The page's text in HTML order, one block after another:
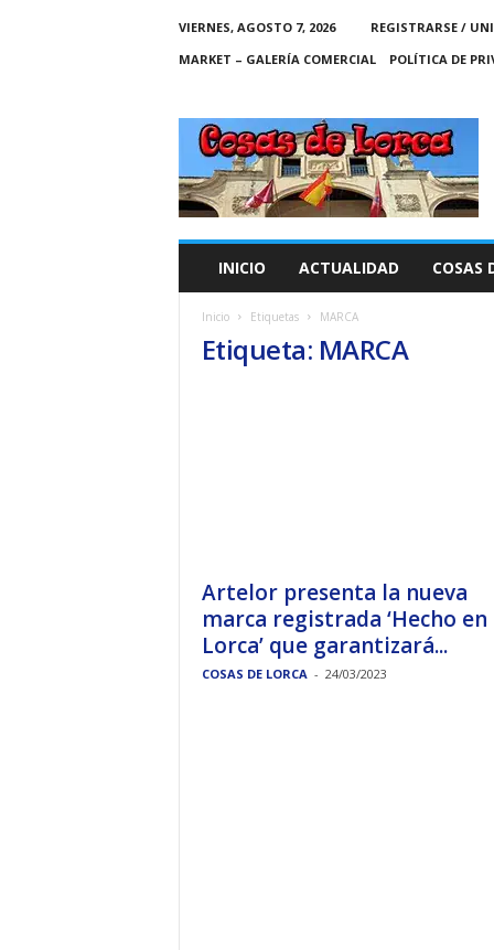
VIERNES, AGOSTO 7, 2026
REGISTRARSE /
MARKET – GALERÍA COMERCIAL
POLÍTICA DE
C
A
S
INICIO ACTUALIDAD COSAS
Inicio Etiquetas MARCA
Etiqueta: MARCA
Artelor presenta la nueva
marca registrada ‘Hecho en
Lorca’ que garantizará...
COSAS DE LORCA - 24/03/2023